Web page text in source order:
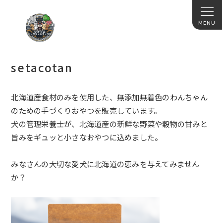
setacotan
北海道産食材のみを使用した、無添加無着色のわんちゃん
のための手づくりおやつを販売しています。
犬の管理栄養士が、北海道産の新鮮な野菜や穀物の甘みと
旨みをギュッと小さなおやつに込めました。
みなさんの大切な愛犬に北海道の恵みを与えてみません
か？